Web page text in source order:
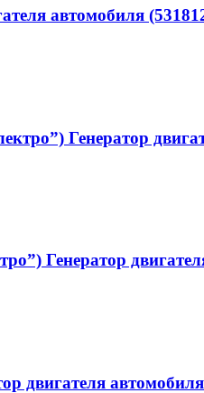
автомобиля
Генератор
Генератор
двигателя автомобиля